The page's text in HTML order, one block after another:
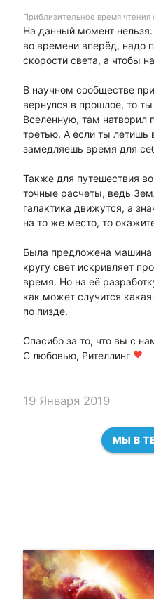
Приблизительное время чтения
На данный момент
во времени вперёд, надо
скорости света, а чтобы
В научном сообществе
вернулся в прошлое, то
Вселенную, там натворил
третью. А если ты летишь
замедляешь время для
Также для путешествия
точные расчеты, ведь
галактика движутся, а
на то же место, то
Была предложена
кругу свет искривляет
время. Но на её
как может случится
по пизде.
Спасибо за то, что вы с
С любовью, Рителлинг favorite
19 Января 2019
МЫ В